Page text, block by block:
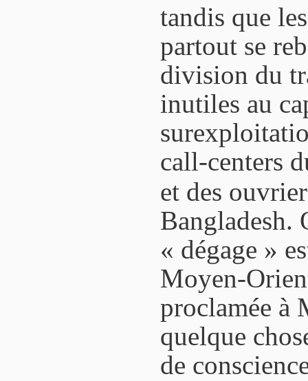
tandis que
partout se
division du
inutiles au
call-centers
et des
Bangladesh.
« dégage »
Moyen-
proclamée à
quelque
de